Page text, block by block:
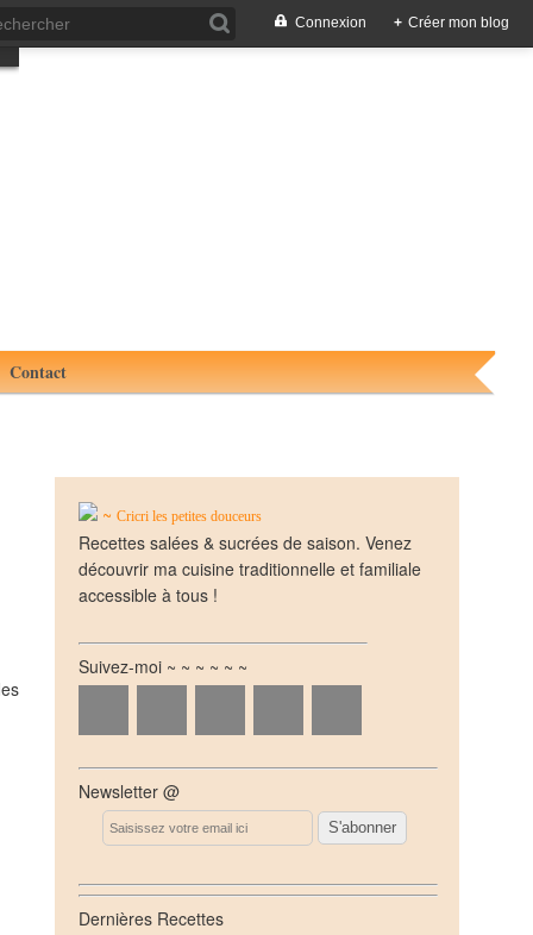
Connexion + Créer mon blog
Contact
~ Cricri les petites douceurs
Recettes salées & sucrées de saison. Venez
découvrir ma cuisine traditionnelle et familiale
accessible à tous !
Suivez-moi ~ ~ ~ ~ ~ ~
Newsletter @
Email
Dernières Recettes